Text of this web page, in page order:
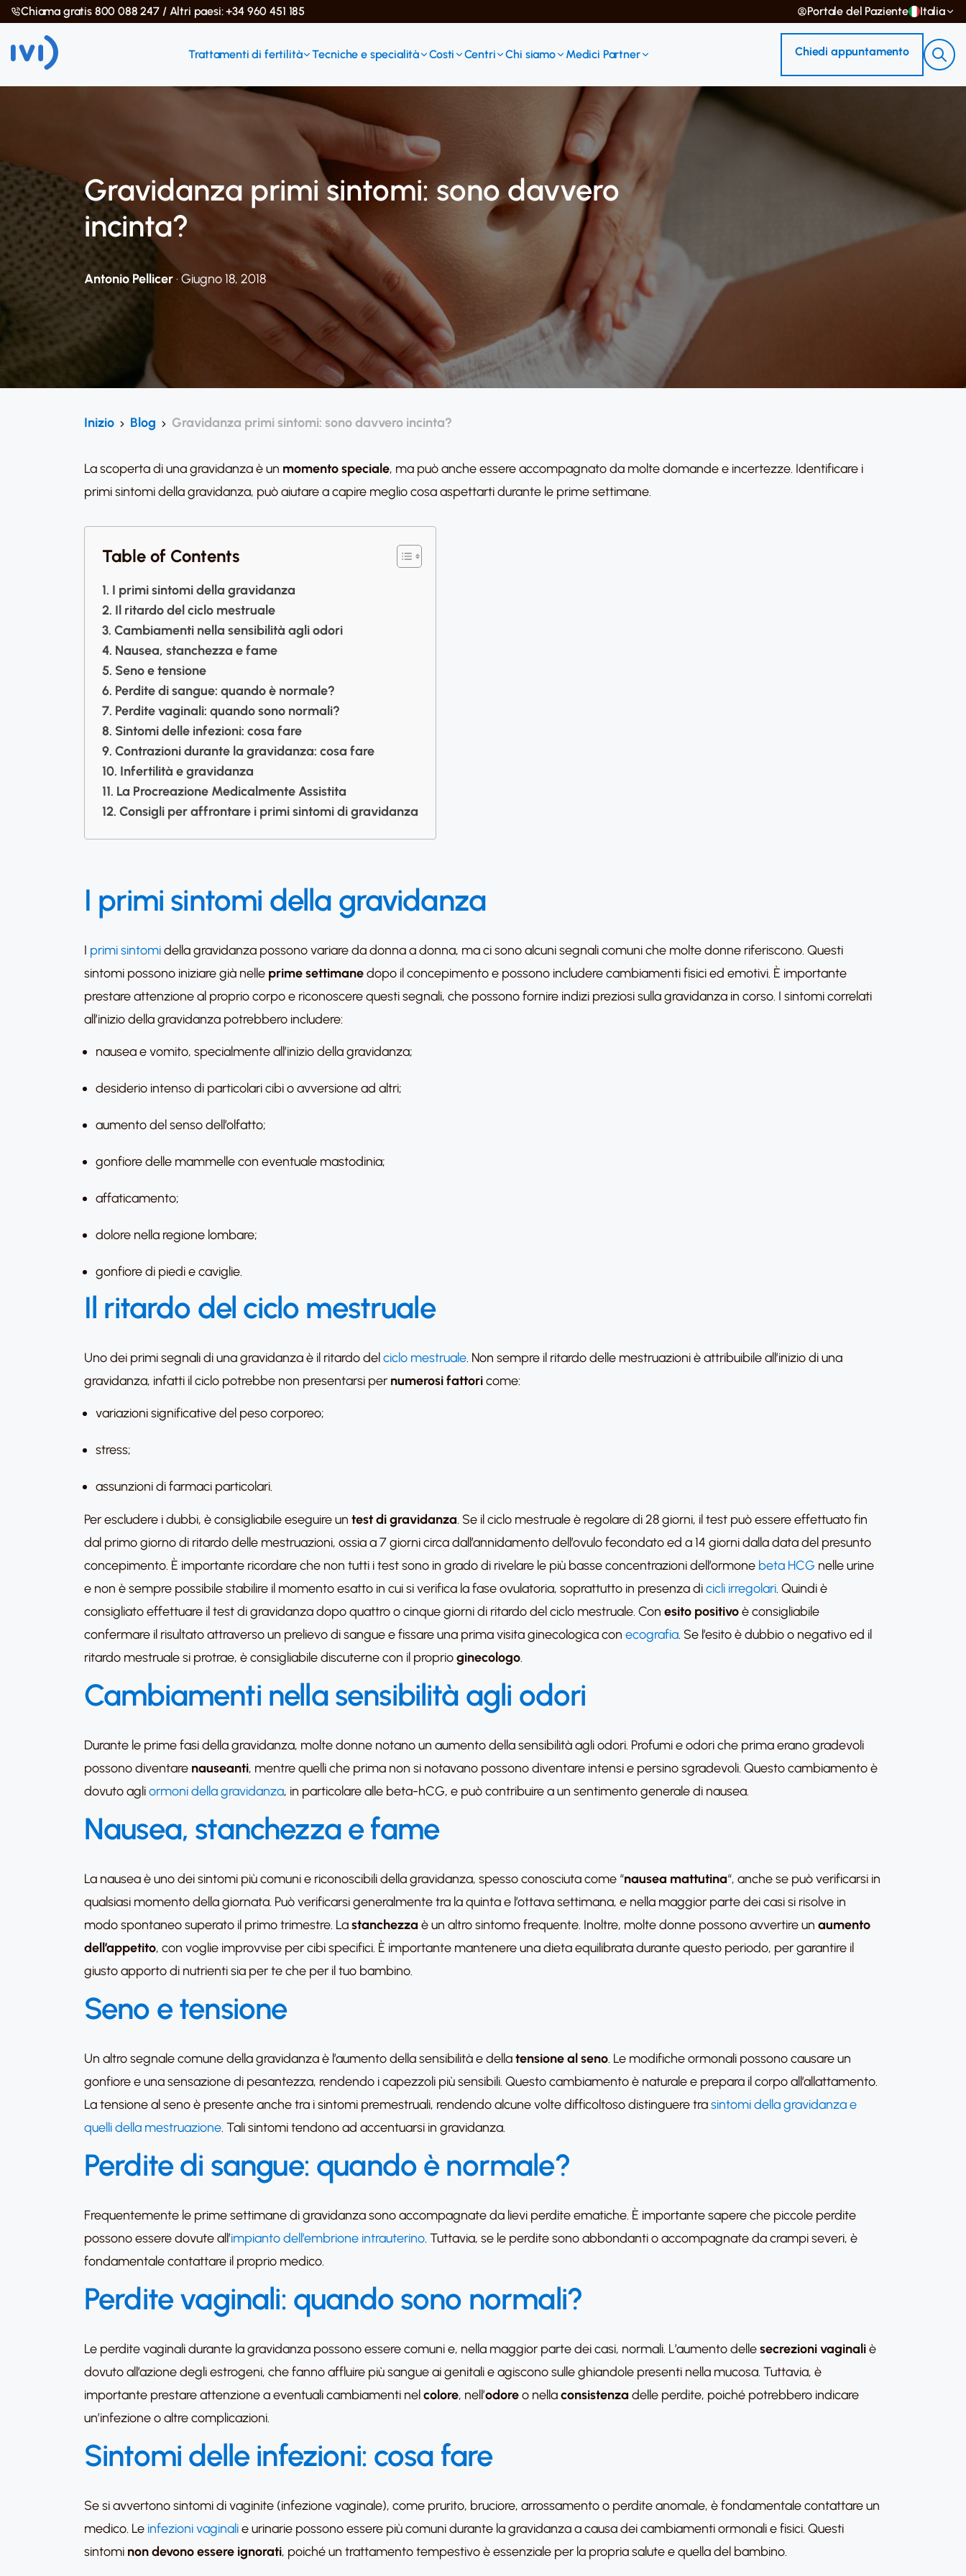
Chiama gratis 800 088 247 / Altri paesi: +34 960 451 185 Portale del Paziente Italia
Trattamenti di fertilità Tecniche e specialità Costi Centri Chi siamo Medici Partner Chiedi appuntamento
Gravidanza primi sintomi: sono davvero
incinta?
Antonio Pellicer· Giugno 18, 2018
Inizio Blog Gravidanza primi sintomi: sono davvero incinta?
La scoperta di una gravidanza è un momento speciale, ma può anche essere accompagnato da molte domande e incertezze. Identificare i
primi sintomi della gravidanza, può aiutare a capire meglio cosa aspettarti durante le prime settimane.
Table of Contents
I primi sintomi della gravidanza
Il ritardo del ciclo mestruale
Cambiamenti nella sensibilità agli odori
Nausea, stanchezza e fame
Seno e tensione
Perdite di sangue: quando è normale?
Perdite vaginali: quando sono normali?
Sintomi delle infezioni: cosa fare
Contrazioni durante la gravidanza: cosa fare
Infertilità e gravidanza
La Procreazione Medicalmente Assistita
Consigli per affrontare i primi sintomi di gravidanza
I primi sintomi della gravidanza
I primi sintomidella gravidanza possono variare da donna a donna, ma ci sono alcuni segnali comuni che molte donne riferiscono. Questi
sintomi possono iniziare già nelle prime settimanedopo il concepimento e possono includere cambiamenti fisici ed emotivi. È importante
prestare attenzione al proprio corpo e riconoscere questi segnali, che possono fornire indizi preziosi sulla gravidanza in corso. I sintomi correlati
all’inizio della gravidanza potrebbero includere:
nausea e vomito, specialmente all’inizio della gravidanza;
desiderio intenso di particolari cibi o avversione ad altri;
aumento del senso dell’olfatto;
gonfiore delle mammelle con eventuale mastodinia;
affaticamento;
dolore nella regione lombare;
gonfiore di piedi e caviglie.
Il ritardo del ciclo mestruale
Uno dei primi segnali di una gravidanza è il ritardo delciclo mestruale. Non sempre il ritardo delle mestruazioni è attribuibile all’inizio di una
gravidanza, infatti il ciclo potrebbe non presentarsi per numerosi fattoricome:
variazioni significative del peso corporeo;
stress;
assunzioni di farmaci particolari.
Per escludere i dubbi, è consigliabile eseguire un test di gravidanza. Se il ciclo mestruale è regolare di 28 giorni, il test può essere effettuato fin
dal primo giorno di ritardo delle mestruazioni, ossia a 7 giorni circa dall’annidamento dell’ovulo fecondato ed a 14 giorni dalla data del presunto
concepimento. È importante ricordare che non tutti i test sono in grado di rivelare le più basse concentrazioni dell’ormone beta HCG nelle urine
e non è sempre possibile stabilire il momento esatto in cui si verifica la fase ovulatoria, soprattutto in presenza dicicli irregolari. Quindi è
consigliato effettuare il test di gravidanza dopo quattro o cinque giorni di ritardo del ciclo mestruale. Con esito positivoè consigliabile
confermare il risultato attraverso un prelievo di sangue e fissare una prima visita ginecologica con ecografia. Se l’esito è dubbio o negativo ed il
ritardo mestruale si protrae, è consigliabile discuterne con il proprioginecologo.
Cambiamenti nella sensibilità agli odori
Durante le prime fasi della gravidanza, molte donne notano un aumento della sensibilità agli odori. Profumi e odori che prima erano gradevoli
possono diventare nauseanti, mentre quelli che prima non si notavano possono diventare intensi e persino sgradevoli. Questo cambiamento è
dovuto agliormoni della gravidanza, in particolare alle beta-hCG, e può contribuire a un sentimento generale di nausea.
Nausea, stanchezza e fame
La nausea è uno dei sintomi più comuni e riconoscibili della gravidanza, spesso conosciuta come “nausea mattutina“, anche se può verificarsi in
qualsiasi momento della giornata. Può verificarsi generalmente tra la quinta e l’ottava settimana, e nella maggior parte dei casi si risolve in
modo spontaneo superato il primo trimestre. Lastanchezza è un altro sintomo frequente. Inoltre, molte donne possono avvertire un aumento
dell’appetito, con voglie improvvise per cibi specifici. È importante mantenere una dieta equilibrata durante questo periodo, per garantire il
giusto apporto di nutrienti sia per te che per il tuo bambino.
Seno e tensione
Un altro segnale comune della gravidanza è l’aumento della sensibilità e dellatensione al seno. Le modifiche ormonali possono causare un
gonfiore e una sensazione di pesantezza, rendendo i capezzoli più sensibili. Questo cambiamento è naturale e prepara il corpo all’allattamento.
La tensione al seno è presente anche tra i sintomi premestruali, rendendo alcune volte difficoltoso distinguere trasintomi della gravidanza e
quelli della mestruazione. Tali sintomi tendono ad accentuarsi in gravidanza.
Perdite di sangue: quando è normale?
Frequentemente le prime settimane di gravidanza sono accompagnate da lievi perdite ematiche. È importante sapere che piccole perdite
possono essere dovute all’impianto dell’embrione intrauterino. Tuttavia, se le perdite sono abbondanti o accompagnate da crampi severi, è
fondamentale contattare il proprio medico.
Perdite vaginali: quando sono normali?
Le perdite vaginali durante la gravidanza possono essere comuni e, nella maggior parte dei casi, normali. L’aumento dellesecrezioni vaginaliè
dovuto all’azione degli estrogeni, che fanno affluire più sangue ai genitali e agiscono sulle ghiandole presenti nella mucosa. Tuttavia, è
importante prestare attenzione a eventuali cambiamenti nelcolore, nell’odoreo nellaconsistenza delle perdite, poiché potrebbero indicare
un’infezione o altre complicazioni.
Sintomi delle infezioni: cosa fare
Se si avvertono sintomi di vaginite (infezione vaginale), come prurito, bruciore, arrossamento o perdite anomale, è fondamentale contattare un
medico. Le infezioni vaginalie urinarie possono essere più comuni durante la gravidanza a causa dei cambiamenti ormonali e fisici. Questi
sintomi non devono essere ignorati, poiché un trattamento tempestivo è essenziale per la propria salute e quella del bambino.